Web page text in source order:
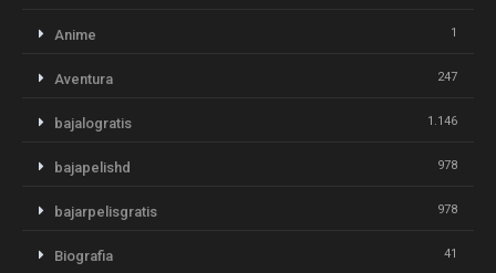
Anime 1
Aventura 247
bajalogratis 1.146
bajapelishd 978
bajarpelisgratis 978
Biografia 41